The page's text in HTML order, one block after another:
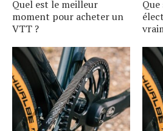
Quel est le meilleur
moment pour acheter un
VTT ?